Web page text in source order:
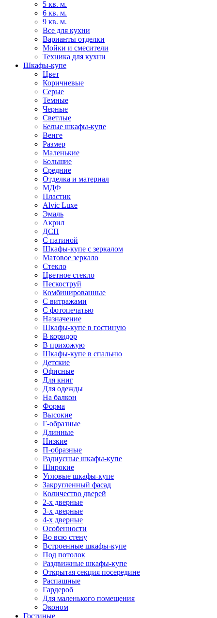
5 кв. м.
6 кв. м.
9 кв. м.
Все для кухни
Варианты отделки
Мойки и смесители
Техника для кухни
Шкафы-купе
Цвет
Коричневые
Серые
Темные
Черные
Светлые
Белые шкафы-купе
Венге
Размер
Маленькие
Большие
Средние
Отделка и материал
МДФ
Пластик
Alvic Luxe
Эмаль
Акрил
ДСП
С патиной
Шкафы-купе с зеркалом
Матовое зеркало
Стекло
Цветное стекло
Пескоструй
Комбинированные
С витражами
С фотопечатью
Назначение
Шкафы-купе в гостиную
В коридор
В прихожую
Шкафы-купе в спальню
Детские
Офисные
Для книг
Для одежды
На балкон
Форма
Высокие
Г-образные
Длинные
Низкие
П-образные
Радиусные шкафы-купе
Широкие
Угловые шкафы-купе
Закругленный фасад
Количество дверей
2-х дверные
3-х дверные
4-х дверные
Особенности
Во всю стену
Встроенные шкафы-купе
Под потолок
Раздвижные шкафы-купе
Открытая секция посередине
Распашные
Гардероб
Для маленького помещения
Эконом
Гостиные